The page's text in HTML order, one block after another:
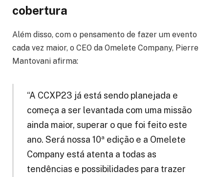
cobertura
Além disso, com o pensamento de fazer um evento
cada vez maior, o CEO da Omelete Company, Pierre
Mantovani afirma:
“A CCXP23 já está sendo planejada e
começa a ser levantada com uma missão
ainda maior, superar o que foi feito este
ano. Será nossa 10ª edição e a Omelete
Company está atenta a todas as
tendências e possibilidades para trazer